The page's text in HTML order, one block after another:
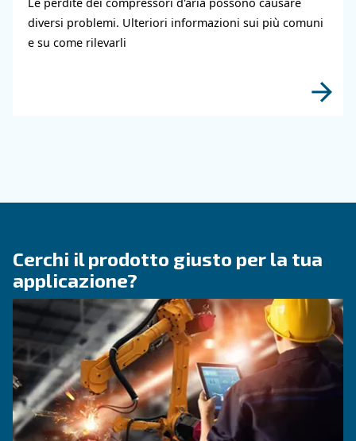
principalmente nei settori in cui la qualità del
fa la differenza.